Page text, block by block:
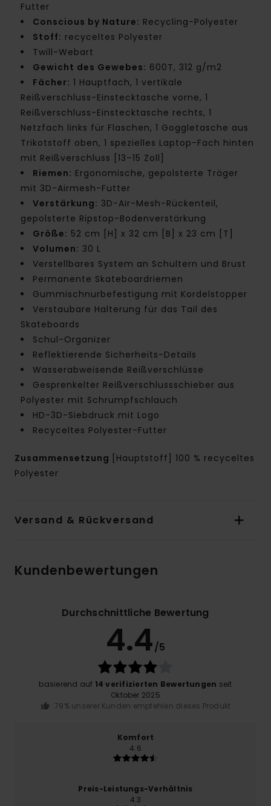
Futter
Conscious by Nature: Recycling-Polyester
Stoff: recyceltes Polyester
Twill-Webart
Gewicht des Gewebes: 600T, 312 g/m2
Fächer: 1 Hauptfach, 1 vertikale
Reißverschluss-Einstecktasche vorne, 1
Reißverschluss-Einstecktasche rechts, 1
Netzfach links für Flaschen, 1 Goggletasche aus
Trikotstoff oben, 1 spezielles Laptop-Fach hinten
mit Reißverschluss [13–15 Zoll]
Riemen: Ergonomische, gepolsterte Träger
mit 3D-Airmesh-Futter
Verstärkung: 3D-Air-Mesh-Rückenteil,
gepolsterte Ripstop-Bodenverstärkung
Größe: 52 cm [H] x 32 cm [B] x 23 cm [T]
Volumen: 30 L
Verstellbares System an Schultern und Brust
Permanente Skateboardriemen
Gummischnurbefestigung mit Kordelstopper
Verstaubare Halterung für das Tail des
Skateboards
Schul-Organizer
Reflektierende Sicherheits-Details
Wasserabweisende Reißverschlüsse
Gesprenkelter Reißverschlussschieber aus
Polyester mit Schrumpfschlauch
HD-3D-Siebdruck mit Logo
Recyceltes Polyester-Futter
Zusammensetzung
[Hauptstoff] 100 % recyceltes
Polyester
Versand & Rückversand
Kundenbewertungen
Durchschnittliche Bewertung
4.4/5
basierend auf 14 verifizierten Bewertungen seit
Oktober 2025
79% unserer Kunden empfehlen dieses Produkt
Komfort
4.6
Preis-Leistungs-Verhältnis
4.3